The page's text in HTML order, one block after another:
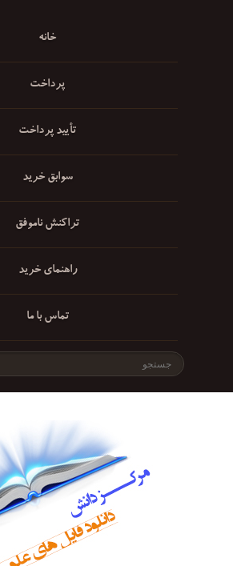
خانه
پرداخت
تأیید پرداخت
سوابق خرید
تراکنش ناموفق
راهنمای خرید
تماس با ما